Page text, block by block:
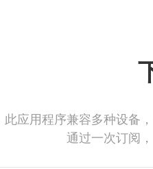
此应用程序兼容多种设备
通过一次订阅